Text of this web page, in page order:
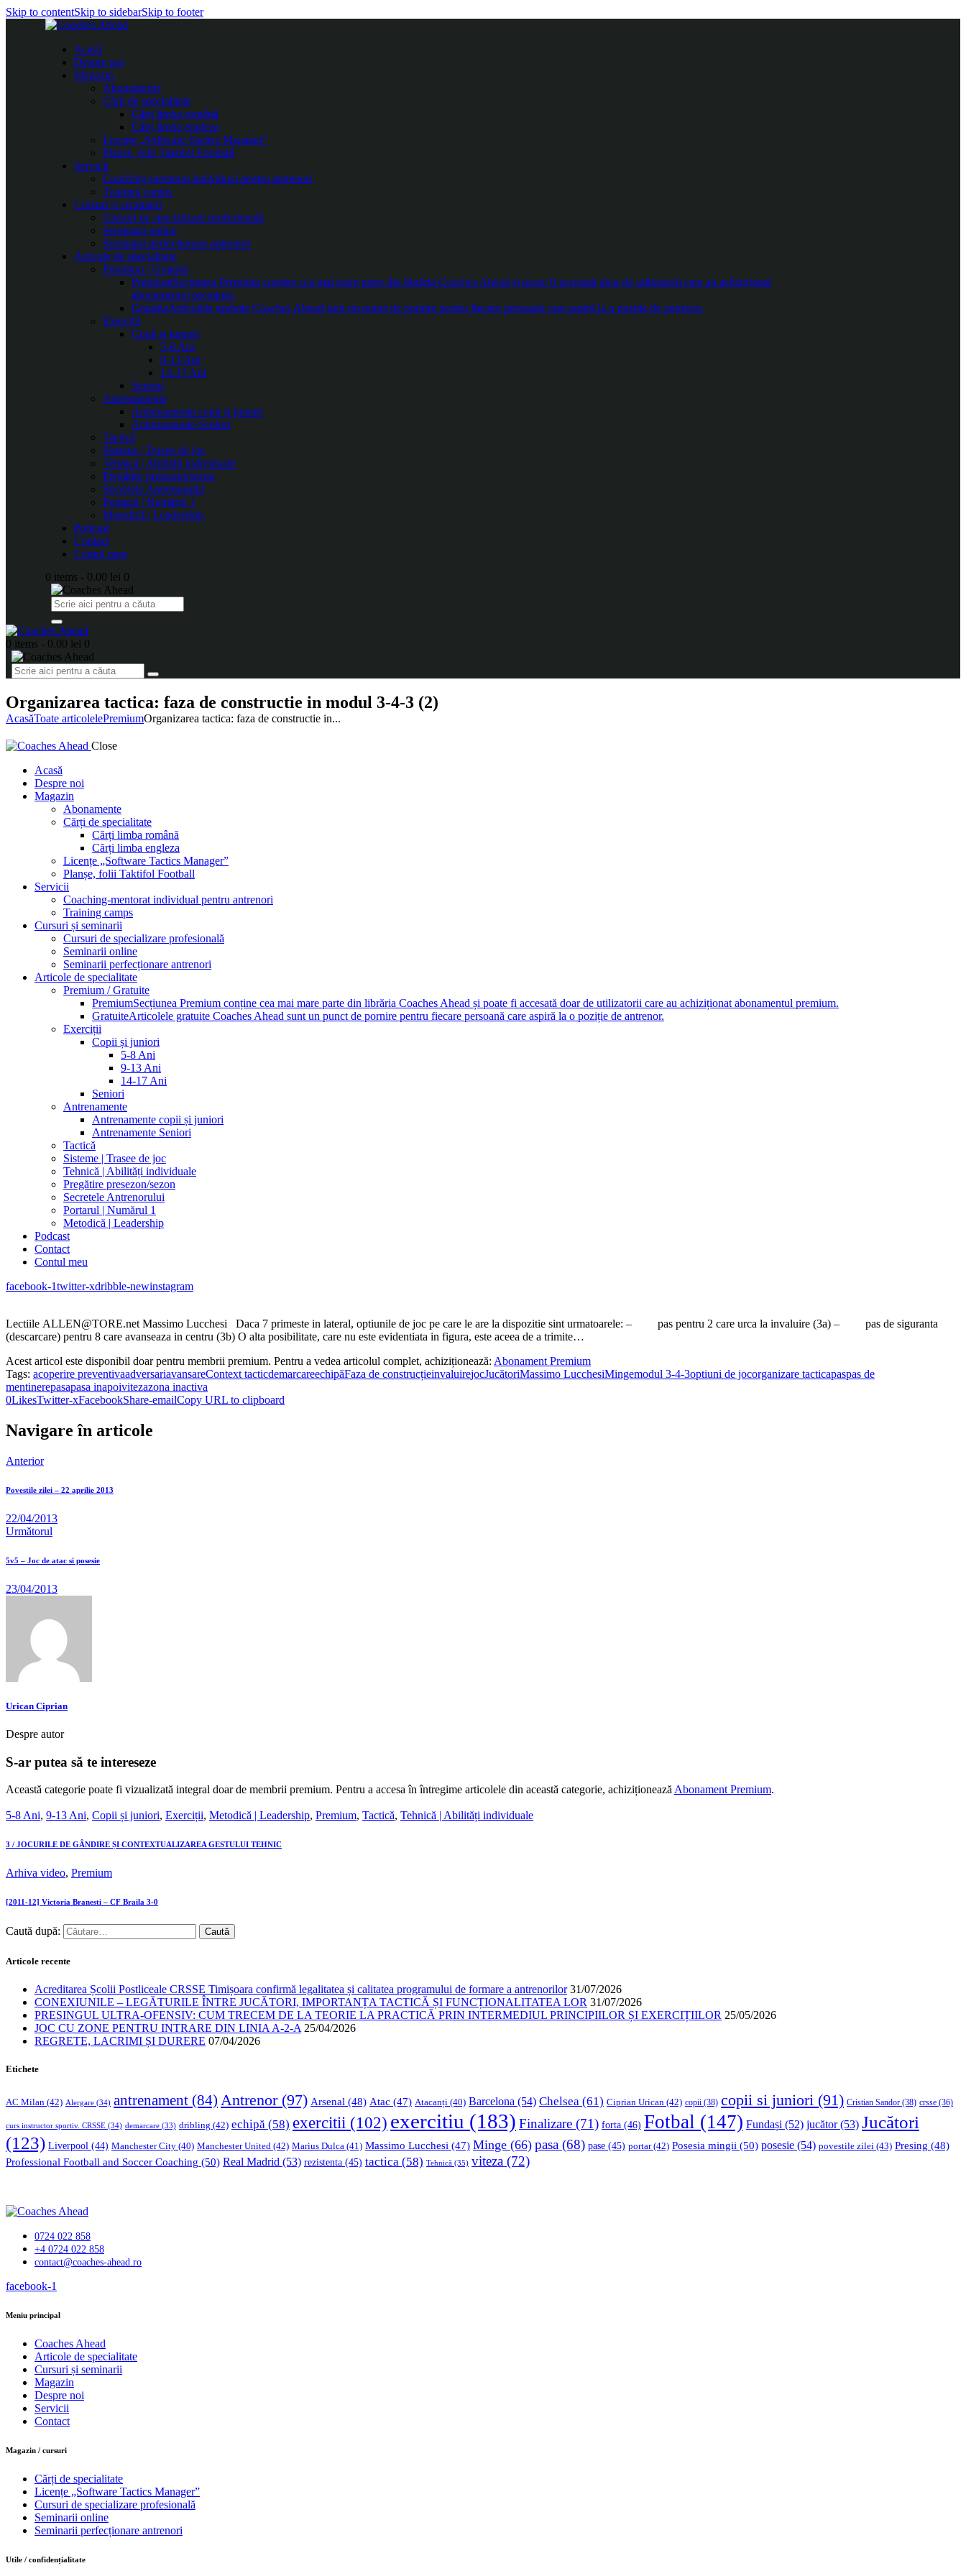
Skip to contentSkip to sidebarSkip to footer
Acasă
Despre noi
Magazin
Abonamente
Cărți de specialitate
Cărți limba română
Cărți limba engleza
Licențe „Software Tactics Manager”
Planșe, folii Taktifol Football
Servicii
Coaching-mentorat individual pentru antrenori
Training camps
Cursuri și seminarii
Cursuri de specializare profesională
Seminarii online
Seminarii perfecționare antrenori
Articole de specialitate
Premium / Gratuite
PremiumSecțiunea Premium conține cea mai mare parte din librăria Coaches Ahead și poate fi accesată doar de utilizatorii care au achiziționat
abonamentul premium.
GratuiteArticolele gratuite Coaches Ahead sunt un punct de pornire pentru fiecare persoană care aspiră la o poziție de antrenor.
Exerciții
Copii și juniori
5-8 Ani
9-13 Ani
14-17 Ani
Seniori
Antrenamente
Antrenamente copii și juniori
Antrenamente Seniori
Tactică
Sisteme | Trasee de joc
Tehnică | Abilități individuale
Pregătire presezon/sezon
Secretele Antrenorului
Portarul | Numărul 1
Metodică | Leadership
Podcast
Contact
Contul meu
0 items - 0.00 lei 0
0 items - 0.00 lei 0
Organizarea tactica: faza de constructie in modul 3-4-3 (2)
AcasăToate articolelePremiumOrganizarea tactica: faza de constructie in...
Close
Acasă
Despre noi
Magazin
Abonamente
Cărți de specialitate
Cărți limba română
Cărți limba engleza
Licențe „Software Tactics Manager”
Planșe, folii Taktifol Football
Servicii
Coaching-mentorat individual pentru antrenori
Training camps
Cursuri și seminarii
Cursuri de specializare profesională
Seminarii online
Seminarii perfecționare antrenori
Articole de specialitate
Premium / Gratuite
PremiumSecțiunea Premium conține cea mai mare parte din librăria Coaches Ahead și poate fi accesată doar de utilizatorii care au achiziționat abonamentul premium.
GratuiteArticolele gratuite Coaches Ahead sunt un punct de pornire pentru fiecare persoană care aspiră la o poziție de antrenor.
Exerciții
Copii și juniori
5-8 Ani
9-13 Ani
14-17 Ani
Seniori
Antrenamente
Antrenamente copii și juniori
Antrenamente Seniori
Tactică
Sisteme | Trasee de joc
Tehnică | Abilități individuale
Pregătire presezon/sezon
Secretele Antrenorului
Portarul | Numărul 1
Metodică | Leadership
Podcast
Contact
Contul meu
facebook-1twitter-xdribble-newinstagram
Lectiile ALLEN@TORE.net Massimo Lucchesi Daca 7 primeste in lateral, optiunile de joc pe care le are la dispozitie sint urmatoarele: – pas pentru 2 care urca la invaluire (3a) – pas de siguranta
(descarcare) pentru 8 care avanseaza in centru (3b) O alta posibilitate, care nu este evidentiata in figura, este aceea de a trimite…
Acest articol este disponibil doar pentru membrii premium. Pentru a vedea articolul complet, achiziționează: Abonament Premium
Tags: acoperire preventivaadversariavansareContext tacticdemarcareechipăFaza de construcțieinvaluirejocJucătoriMassimo LucchesiMingemodul 3-4-3optiuni de jocorganizare tacticapaspas de
mentinerepasapasa inapoivitezazona inactiva
0LikesTwitter-xFacebookShare-emailCopy URL to clipboard
Navigare în articole
Anterior
Povestile zilei – 22 aprilie 2013
22/04/2013
Următorul
5v5 – Joc de atac si posesie
23/04/2013
Urican Ciprian
Despre autor
S-ar putea să te intereseze
Această categorie poate fi vizualizată integral doar de membrii premium. Pentru a accesa în întregime articolele din această categorie, achiziționeazăAbonament Premium.
5-8 Ani, 9-13 Ani, Copii și juniori, Exerciții, Metodică | Leadership, Premium, Tactică, Tehnică | Abilități individuale
3 / JOCURILE DE GÂNDIRE ȘI CONTEXTUALIZAREA GESTULUI TEHNIC
Arhiva video, Premium
[2011-12] Victoria Branesti – CF Braila 3-0
Caută după:
Articole recente
Acreditarea Școlii Postliceale CRSSE Timișoara confirmă legalitatea și calitatea programului de formare a antrenorilor 31/07/2026
CONEXIUNILE – LEGĂTURILE ÎNTRE JUCĂTORI, IMPORTANȚA TACTICĂ ȘI FUNCȚIONALITATEA LOR 31/07/2026
PRESINGUL ULTRA-OFENSIV: CUM TRECEM DE LA TEORIE LA PRACTICĂ PRIN INTERMEDIUL PRINCIPIILOR ȘI EXERCIȚIILOR 25/05/2026
JOC CU ZONE PENTRU INTRARE DIN LINIA A-2-A 25/04/2026
REGRETE, LACRIMI ȘI DURERE 07/04/2026
Etichete
AC Milan (42) Alergare (34) antrenament (84) Antrenor(97) Arsenal (48) Atac (47) Atacanți (40) Barcelona (54) Chelsea (61) Ciprian Urican (42) copii (38) copii si juniori (91) Cristian Sandor (38) crsse (36)
curs instructor sportiv. CRSSE (34) demarcare (33) dribling (42) echipă (58) exercitii (102) exercitiu (183) Finalizare (71) forta (46) Fotbal (147) Fundași (52) jucător(53) Jucători
(123) Liverpool (44) Manchester City (40) Manchester United (42) Marius Dulca (41) Massimo Lucchesi (47) Minge (66) pasa (68) pase (45) portar(42) Posesia mingii (50) posesie (54) povestile zilei (43) Presing (48)
Professional Football and Soccer Coaching (50) Real Madrid (53) rezistenta (45) tactica (58) Tehnică (35) viteza (72)
0724 022 858
+4 0724 022 858
contact@coaches-ahead.ro
facebook-1
Meniu principal
Coaches Ahead
Articole de specialitate
Cursuri și seminarii
Magazin
Despre noi
Servicii
Contact
Magazin / cursuri
Cărți de specialitate
Licențe „Software Tactics Manager”
Cursuri de specializare profesională
Seminarii online
Seminarii perfecționare antrenori
Utile / confidențialitate